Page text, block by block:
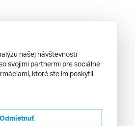
našej návštevnosti
svojimi partnermi pre sociálne
ktoré ste im poskytli
Odmietnuť